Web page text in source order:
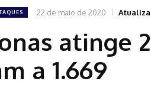
22 de maio de 2020
atinge
a 1.669